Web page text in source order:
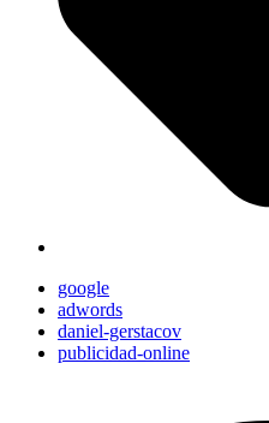
google
adwords
daniel-gerstacov
publicidad-online